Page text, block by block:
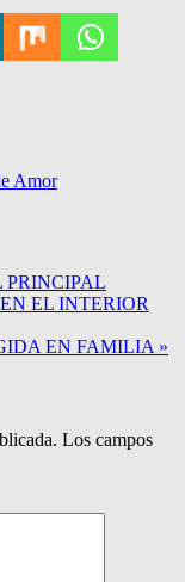
Amor
PRINCIPAL
EL INTERIOR
EN FAMILIA »
Los campos